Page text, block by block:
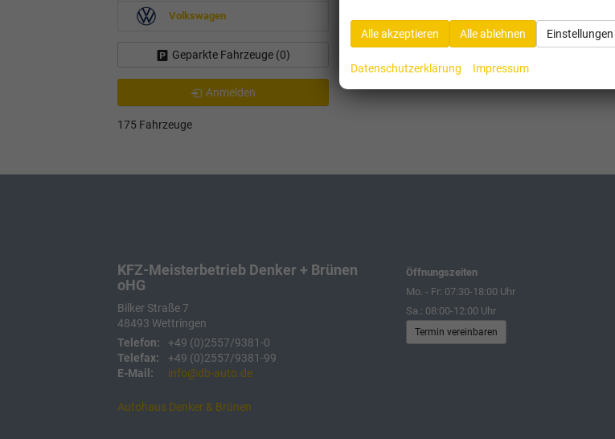
Volkswagen
Geparkte Fahrzeuge (0)
Anmelden
175 Fahrzeuge
KFZ-Meisterbetrieb Denker + Brünen
oHG
Bilker Straße 7
48493 Wettringen
Telefon:
+49 (0)2557/9381-0
Telefax:
+49 (0)2557/9381-99
E-Mail:
info@db-auto.de
Öffnungszeiten
Mo. - Fr: 07:30-18:00 Uhr
Sa.: 08:00-12:00 Uhr
Termin vereinbaren
Autohaus Denker & Brünen
Alle akzeptieren Alle ablehnen Einstellungen
Datenschutzerklärung Impressum